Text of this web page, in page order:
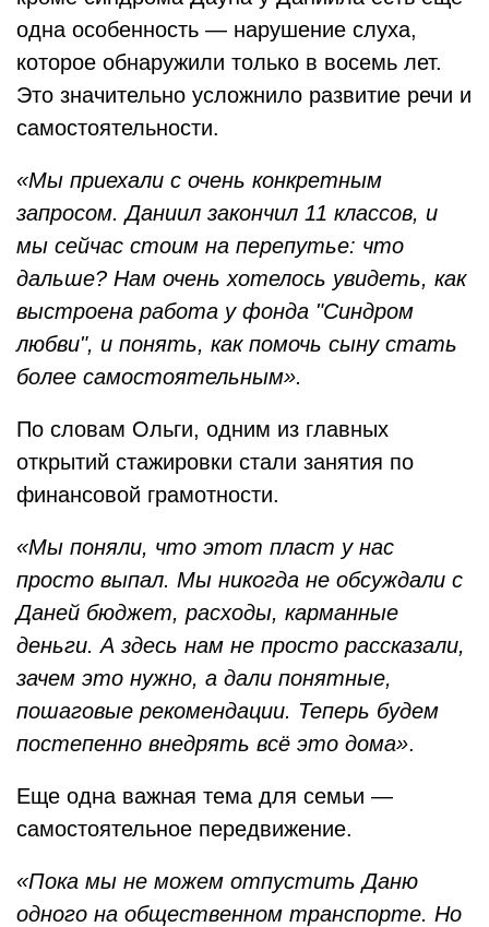
одна особенность — нарушение слуха,
которое обнаружили только в восемь лет.
Это значительно усложнило развитие речи и
самостоятельности.
«Мы приехали с очень конкретным
запросом. Даниил закончил 11 классов, и
мы сейчас стоим на перепутье: что
дальше? Нам очень хотелось увидеть, как
выстроена работа у фонда "Синдром
любви", и понять, как помочь сыну стать
более самостоятельным».
По словам Ольги, одним из главных
открытий стажировки стали занятия по
финансовой грамотности.
«Мы поняли, что этот пласт у нас
просто выпал. Мы никогда не обсуждали с
Даней бюджет, расходы, карманные
деньги. А здесь нам не просто рассказали,
зачем это нужно, а дали понятные,
пошаговые рекомендации. Теперь будем
постепенно внедрять всё это дома».
Еще одна важная тема для семьи —
самостоятельное передвижение.
«Пока мы не можем отпустить Даню
одного на общественном транспорте. Но